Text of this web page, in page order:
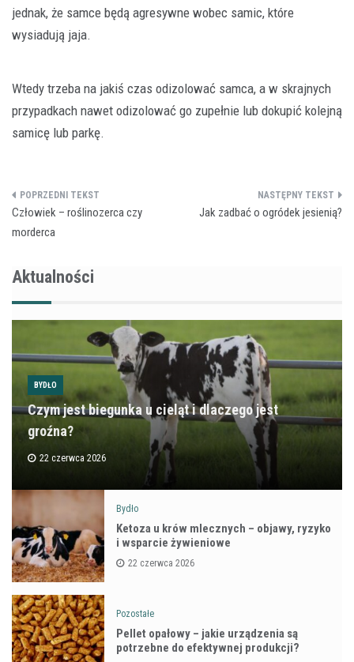
jednak, że samce będą agresywne wobec samic, które
wysiadują jaja.
Wtedy trzeba na jakiś czas odizolować samca, a w skrajnych
przypadkach nawet odizolować go zupełnie lub dokupić kolejną
samicę lub parkę.
Nawigacja
wpisu
Człowiek – roślinozerca czy
morderca
Jak zadbać o ogródek jesienią?
Aktualności
BYDŁO
Czym jest biegunka u cieląt i dlaczego jest
groźna?
22 czerwca 2026
Bydło
Ketoza u krów mlecznych – objawy, ryzyko
i wsparcie żywieniowe
22 czerwca 2026
Pozostałe
Pellet opałowy – jakie urządzenia są
potrzebne do efektywnej produkcji?